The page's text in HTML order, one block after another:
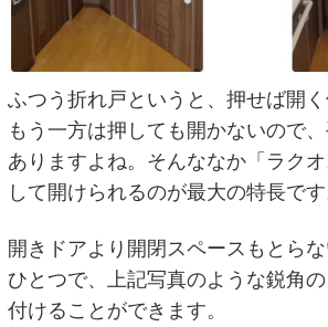
ふつう折れ戸というと、押せば開く
もう一方は押しても開かないので
ありますよね。そんななか「ラク
して開けられるのが最大の特長です
開きドアより開閉スペースもとら
ひとつで、上記写真のような鋭角
付けることができます。